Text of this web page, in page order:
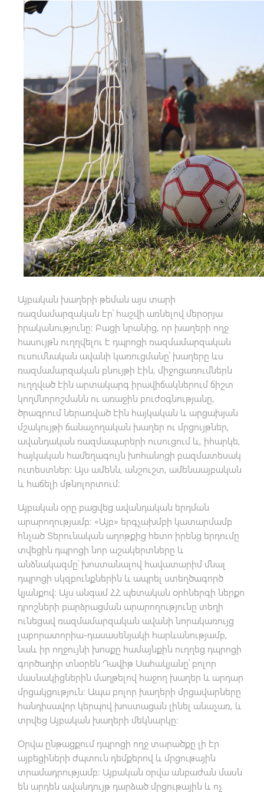
Այբական խաղերի թեման այս տարի
ռազմամարզական էր՝ հաշվի առնելով մերօրյա
իրականությունը: Բացի նրանից, որ խաղերի ողջ
հասույթն ուղղվելու է դպրոցի ռազմամարզական
ուսումնական ավանի կառուցմանը՝ խաղերը ևս
ռազմամարզական բնույթի էին, միջոցառումներն
ուղղված էին արտակարգ իրավիճակներում ճիշտ
կողմնորոշմանն ու առաջին բուժօգնությանը,
ծրագրում ներառված էին հայկական և արցախյան
մշակույթի ճանաչողական խաղեր ու մրցույթներ,
ավանդական ռազմապարերի ուսուցում և, իհարկե,
հայկական համեղագույն խոհանոցի բազմատեսակ
ուտեստներ: Այս ամենն, անշուշտ, ամենաայբական
և հաճելի մթնոլորտում:
Այբական օրը բացվեց ավանդական երդման
արարողությամբ: «Այբ» երգչախմբի կատարմամբ
հնչած Տերունական աղոթքից հետո իրենց երդումը
տվեցին դպրոցի նոր աշակերտները և
անձնակազմը՝ խոստանալով հավատարիմ մնալ
դպրոցի սկզբունքներին և ապրել ստեղծագործ
կյանքով: Այս անգամ ՀՀ պետական օրհներգի ներքո
դրոշների բարձրացման արարողությունը տեղի
ունեցավ ռազմամարզական ավանի նորակառույց
լաբորատորիա-դասասենյակի հարևանությամբ,
նաև իր ողջույնի խոսքը համայնքին ուղղեց դպրոցի
գործադիր տնօրեն Դավիթ Սահակյանը՝ բոլոր
մասնակիցներին մաղթելով հաջող խաղեր և արդար
մրցակցություն: Ապա բոլոր խաղերի մրցավարները
հանդիսավոր կերպով խոստացան լինել անաչառ, և
տրվեց Այբական խաղերի մեկնարկը:
Օրվա ընթացքում դպրոցի ողջ տարածքը լի էր
այբեցիների ժպտուն դեմքերով և մրցութային
տրամադրությամբ: Այբական օրվա անբաժան մասն
են արդեն ավանդույթ դարձած մրցութային և ոչ